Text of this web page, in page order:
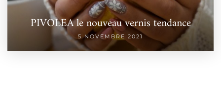
PIVOLEA le nouveau vernis tendance
5 NOVEMBRE 2021